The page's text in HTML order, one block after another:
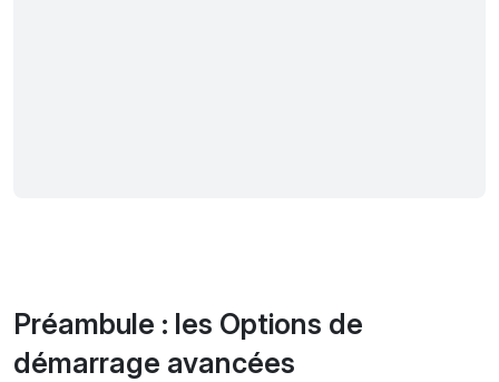
Préambule : les Options de
démarrage avancées